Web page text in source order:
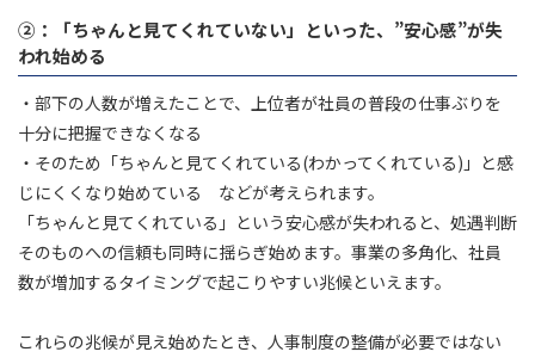
②：「ちゃんと見てくれていない」といった、 ”安心感”が失
われ始める
・部下の人数が増えたことで、上位者が社員の普段の仕事ぶりを
十分に把握できなくなる
・そのため「ちゃんと見てくれている(わかってくれている)」と感
じにくくなり始めている などが考えられます。
「ちゃんと見てくれている」という安心感が失われると、処遇判断
そのものへの信頼も同時に揺らぎ始めます。事業の多角化、社員
数が増加するタイミングで起こりやすい兆候といえます。
これらの兆候が見え始めたとき、人事制度の整備が必要ではない